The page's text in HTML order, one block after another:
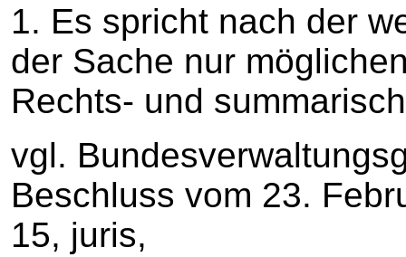
1. Es spricht nach der
der Sache nur
Rechts- und
vgl.
Beschluss vom 23.
15, juris,